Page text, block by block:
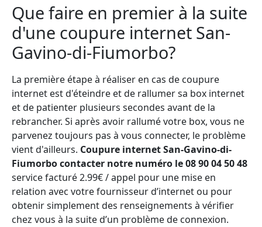
Que faire en premier à la suite
d'une coupure internet San-
Gavino-di-Fiumorbo?
La première étape à réaliser en cas de coupure
internet est d'éteindre et de rallumer sa box internet
et de patienter plusieurs secondes avant de la
rebrancher. Si après avoir rallumé votre box, vous ne
parvenez toujours pas à vous connecter, le problème
vient d'ailleurs. Coupure internet San-Gavino-di-
Fiumorbo contacter notre numéro le 08 90 04 50 48
service facturé 2.99€ / appel pour une mise en
relation avec votre fournisseur d’internet ou pour
obtenir simplement des renseignements à vérifier
chez vous à la suite d’un problème de connexion.